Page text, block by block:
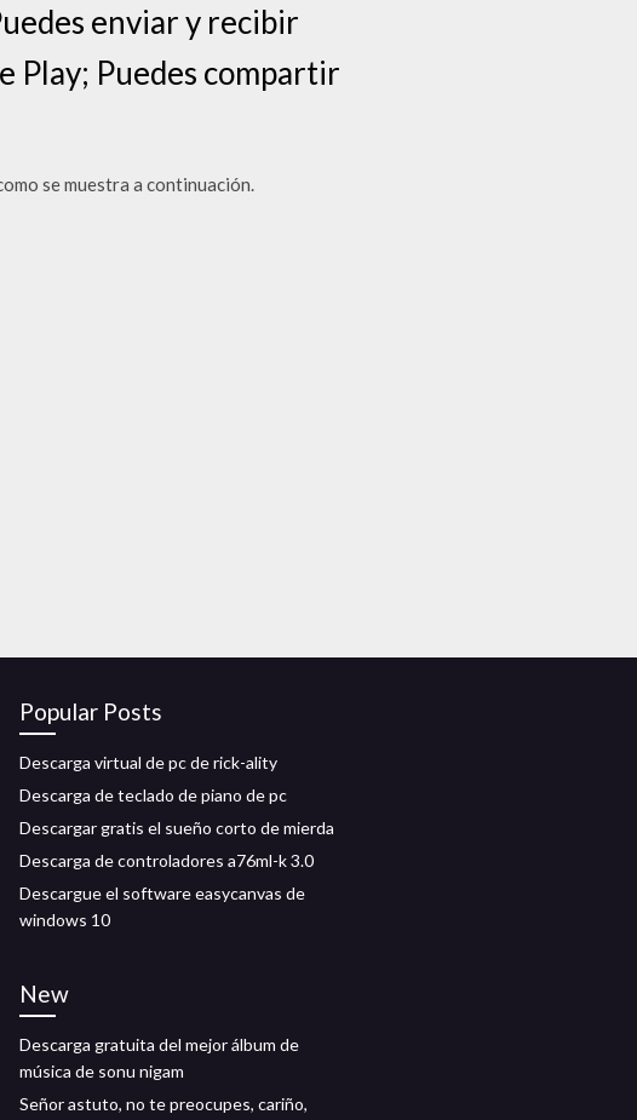
enviar y recibir
Play; Puedes compartir
se muestra a continuación.
Popular Posts
Descarga virtual de pc de rick-ality
Descarga de teclado de piano de pc
Descargar gratis el sueño corto de mierda
Descarga de controladores a76ml-k 3.0
Descargue el software easycanvas de
windows 10
New
Descarga gratuita del mejor álbum de
música de sonu nigam
Señor astuto, no te preocupes, cariño,